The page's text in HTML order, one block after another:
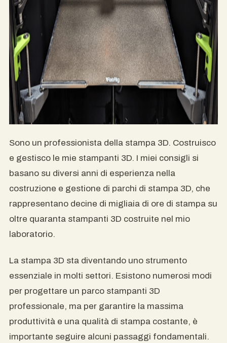
Sono un professionista della stampa 3D. Costruisco
e gestisco le mie stampanti 3D. I miei consigli si
basano su diversi anni di esperienza nella
costruzione e gestione di parchi di stampa 3D, che
rappresentano decine di migliaia di ore di stampa su
oltre quaranta stampanti 3D costruite nel mio
laboratorio.
La stampa 3D sta diventando uno strumento
essenziale in molti settori. Esistono numerosi modi
per progettare un parco stampanti 3D
professionale, ma per garantire la massima
produttività e una qualità di stampa costante, è
importante seguire alcuni passaggi fondamentali.